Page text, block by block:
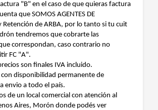
"B" en el caso de que quieras factura
que SOMOS AGENTES DE
y Retención de ARBA, por lo tanto si tu cuit
tendremos que cobrarte las
correspondan, caso contrario no
FC "A".
son finales IVA incluido.
disponibilidad permanente de
envio a todo el país.
de un local comercial con atención al
Aires, Morón donde podés ver